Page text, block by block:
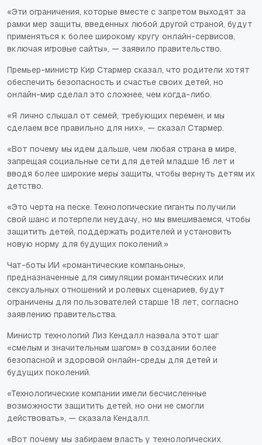
«Эти ограничения, которые вместе с запретом выходят за
рамки мер защиты, введенных любой другой страной, будут
применяться к более широкому кругу онлайн-сервисов,
включая игровые сайты», — заявило правительство.
Премьер-министр Кир Стармер сказал, что родители хотят
обеспечить безопасность и счастье своих детей, но
онлайн-мир сделал это сложнее, чем когда-либо.
«Я лично слышал от семей, требующих перемен, и мы
сделаем все правильно для них», — сказал Стармер.
«Вот почему мы идем дальше, чем любая страна в мире,
запрещая социальные сети для детей младше 16 лет и
вводя более широкие меры защиты, чтобы вернуть детям их
детство.
«Это черта на песке. Технологические гиганты получили
свой шанс и потерпели неудачу, но мы вмешиваемся, чтобы
защитить детей, поддержать родителей и установить
новую норму для будущих поколений.»
Чат-боты ИИ «романтические компаньоны»,
предназначенные для симуляции романтических или
сексуальных отношений и ролевых сценариев, будут
ограничены для пользователей старше 18 лет, согласно
заявлению правительства.
Министр технологий Лиз Кендалл назвала этот шаг
«смелым и значительным шагом» в создании более
безопасной и здоровой онлайн-среды для детей и
будущих поколений.
«Технологические компании имели бесчисленные
возможности защитить детей, но они не смогли
действовать», — сказала Кендалл.
«Вот почему мы забираем власть у технологических